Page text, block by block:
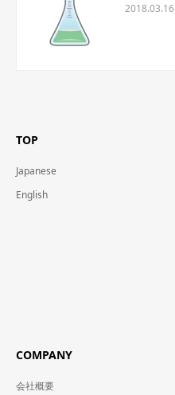
2018.03.16
TOP
Japanese
English
COMPANY
会社概要